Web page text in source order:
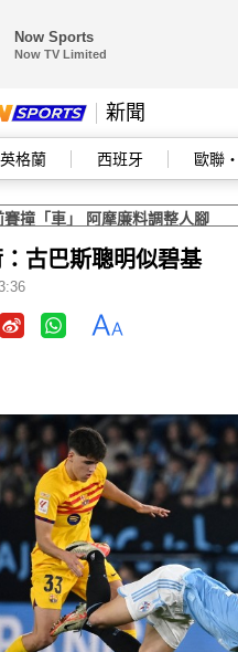
Now Sports
Now TV Limited
新聞
英格蘭 西班牙 歐聯
古巴斯聰明似碧基